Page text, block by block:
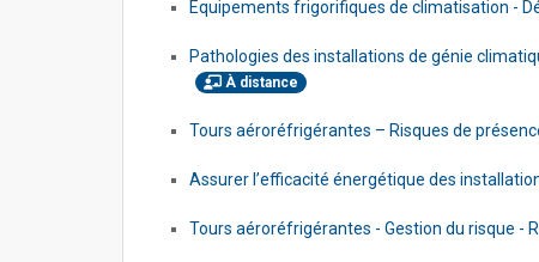
Equipements frigorifiques de climatisation -
Pathologies des installations de génie
À distance
Tours aéroréfrigérantes – Risques de
Assurer l’efficacité énergétique des
Tours aéroréfrigérantes - Gestion du risque -